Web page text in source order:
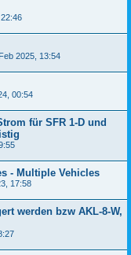
2025, 13:54
00:54
für SFR 1-D und
- Multiple Vehicles
17:58
werden bzw AKL-8-W,